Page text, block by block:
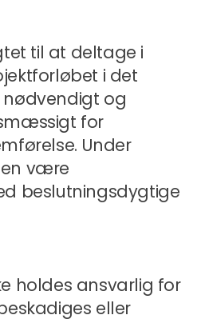
til at deltage i
i det
og
for
Under
være
beslutningsdygtige
holdes ansvarlig for
eller